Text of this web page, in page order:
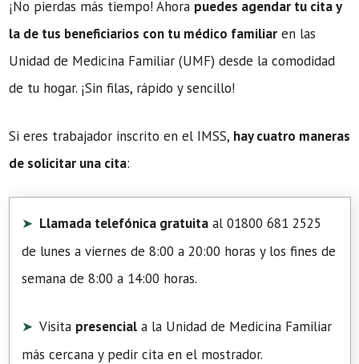
¡No pierdas más tiempo! Ahora puedes agendar tu cita y
la de tus beneficiarios con tu médico familiar en las
Unidad de Medicina Familiar (UMF) desde la comodidad
de tu hogar. ¡Sin filas, rápido y sencillo!
Si eres trabajador inscrito en el IMSS, hay cuatro maneras
de solicitar una cita:
Llamada telefónica gratuita al 01800 681 2525
de lunes a viernes de 8:00 a 20:00 horas y los fines de
semana de 8:00 a 14:00 horas.
Visita presencial a la Unidad de Medicina Familiar
más cercana y pedir cita en el mostrador.